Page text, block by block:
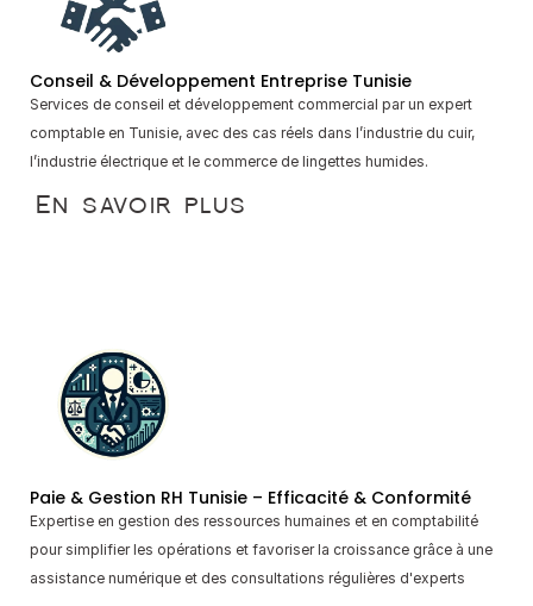
Conseil & Développement Entreprise Tunisie
Services de conseil et développement commercial par un expert
comptable en Tunisie, avec des cas réels dans l’industrie du cuir,
l’industrie électrique et le commerce de lingettes humides.
En savoir plus
Paie & Gestion RH Tunisie – Efficacité & Conformité
Expertise en gestion des ressources humaines et en comptabilité
pour simplifier les opérations et favoriser la croissance grâce à une
assistance numérique et des consultations régulières d'experts